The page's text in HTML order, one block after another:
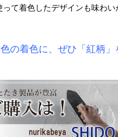
て着色したデザインも味わい
の着色に、ぜひ「紅柄」